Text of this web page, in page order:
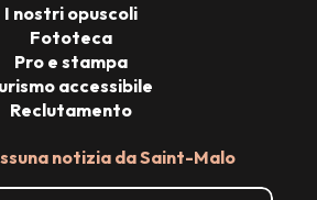
notizia da Saint-Malo
I nostri opuscoli
Fototeca
Pro e stampa
accessibile
Reclutamento